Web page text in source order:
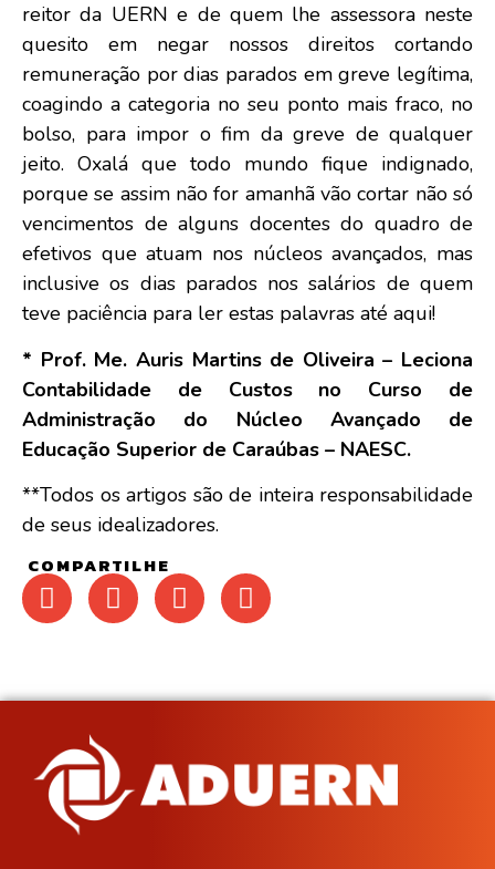
reitor da UERN e de quem lhe assessora neste
quesito em negar nossos direitos cortando
remuneração por dias parados em greve legítima,
coagindo a categoria no seu ponto mais fraco, no
bolso, para impor o fim da greve de qualquer
jeito. Oxalá que todo mundo fique indignado,
porque se assim não for amanhã vão cortar não só
vencimentos de alguns docentes do quadro de
efetivos que atuam nos núcleos avançados, mas
inclusive os dias parados nos salários de quem
teve paciência para ler estas palavras até aqui!
* Prof. Me. Auris Martins de Oliveira – Leciona
Contabilidade de Custos no Curso de
Administração do Núcleo Avançado de
Educação Superior de Caraúbas – NAESC.
**Todos os artigos são de inteira responsabilidade
de seus idealizadores.
COMPARTILHE